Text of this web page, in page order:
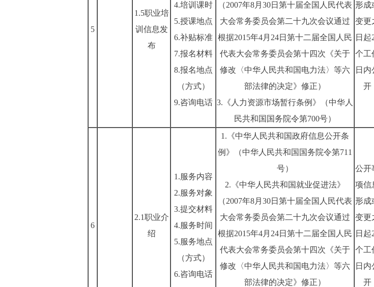
5
1.5职业培
训信息发
布
4.培训课时
5.授课地点
6.补贴标准
7.报名材料
8.报名地点
（方式）
9.咨询电话
（2007年8月30日第十届全国人民代表
大会常务委员会第二十九次会议通过
根据2015年4月24日第十二届全国人民
代表大会常务委员会第十四次《关于
修改〈中华人民共和国电力法〉等六
部法律的决定》修正）
3.《人力资源市场暂行条例》（中华人
民共和国国务院令第700号）
形成
变更
日起
个工
日内
开
6
2.1职业介
绍
1.服务内容
2.服务对象
3.提交材料
4.服务时间
5.服务地点
（方式）
6.咨询电话
1.《中华人民共和国政府信息公开条
例》（中华人民共和国国务院令第711
号）
2.《中华人民共和国就业促进法》
（2007年8月30日第十届全国人民代表
大会常务委员会第二十九次会议通过
根据2015年4月24日第十二届全国人民
代表大会常务委员会第十四次《关于
修改〈中华人民共和国电力法〉等六
部法律的决定》修正）
公开
项信
形成
变更
日起
个工
日内
开